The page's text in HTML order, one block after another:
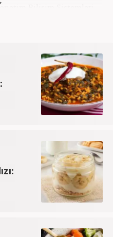
Bilişim Sistemleri
‘SEO Editörü’